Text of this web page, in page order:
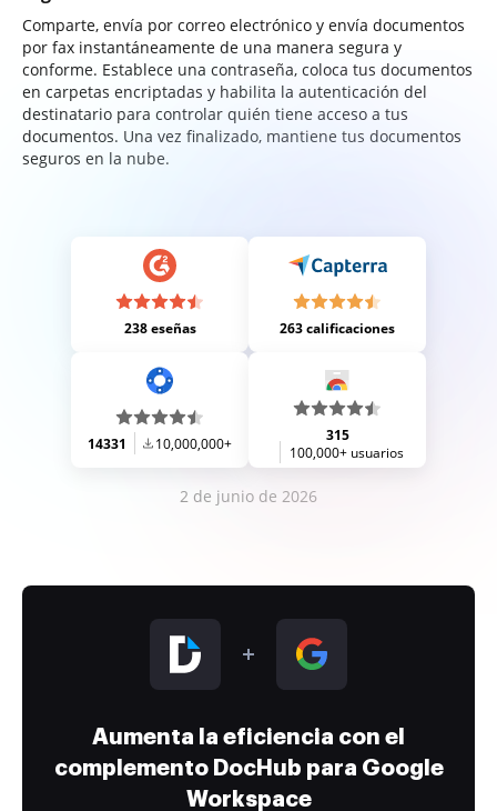
Comparte, envía por correo electrónico y envía documentos
por fax instantáneamente de una manera segura y
conforme. Establece una contraseña, coloca tus documentos
en carpetas encriptadas y habilita la autenticación del
destinatario para controlar quién tiene acceso a tus
documentos. Una vez finalizado, mantiene tus documentos
seguros en la nube.
238 eseñas 263 calificaciones
14331 10,000,000+
315
100,000+ usuarios
2 de junio de 2026
Aumenta la eficiencia con el
complemento DocHub para Google
Workspace